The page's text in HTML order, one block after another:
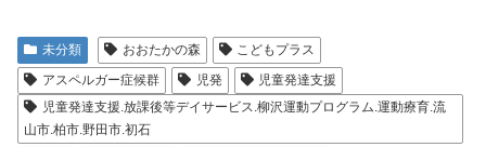
未分類 おおたかの森
こどもプラス
アスペルガー症候群
児発
児童発達支援
児童発達支援.放課後等デイサービス.柳沢運動プログラム.運動療育.流
山市.柏市.野田市.初石